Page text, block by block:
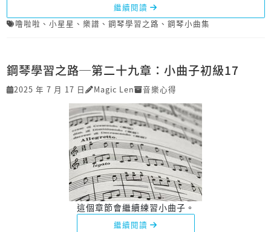
繼續閱讀
噜啦啦 、 小星星 、 樂譜 、 鋼琴學習之路 、 鋼琴小曲集
鋼琴學習之路─第二十九章：小曲子初級17
2025 年 7 月 17 日 Magic Len 音樂心得
這個章節會繼續練習小曲子。
繼續閱讀